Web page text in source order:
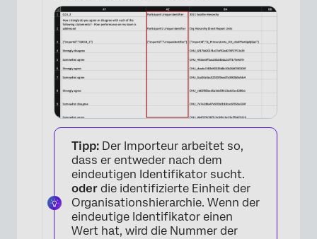
Tipp: Der Importeur arbeitet so,
dass er entweder nach dem
eindeutigen Identifikator sucht.
oder die identifizierte Einheit der
Organisationshierarchie. Wenn der
eindeutige Identifikator einen
Wert hat, wird die Nummer der